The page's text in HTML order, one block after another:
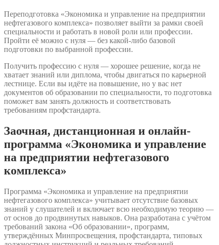
Переподготовка «Экономика и управление на предприятии
нефтегазового комплекса» позволяет выйти за рамки своей
специальности и работать в новой роли или профессии.
Пройти её можно с нуля — без какой-либо базовой
подготовки по выбранной профессии.
Получить профессию с нуля — хорошее решение, когда не
хватает знаний или диплома, чтобы двигаться по карьерной
лестнице. Если вы идёте на повышение, но у вас нет
документов об образовании по специальности, то подготовка
поможет вам занять должность и соответствовать
требованиям профстандарта.
Заочная, дистанционная и онлайн-
программа «Экономика и управление
на предприятии нефтегазового
комплекса»
Программа «Экономика и управление на предприятии
нефтегазового комплекса» учитывает отсутствие базовых
знаний у слушателей и включает всю необходимую теорию —
от основ до продвинутых навыков. Она разработана с учётом
требований закона «Об образовании», программ,
утверждённых Минпросвещения, профстандарта, типовых